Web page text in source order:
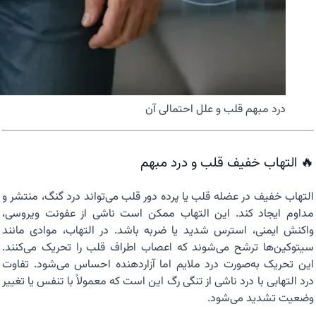
درد مبهم قلب و علل احتمالی آن
🔥 التهاب خفیف قلب و درد مبهم
التهاب خفیف در عضله قلب یا پرده دور قلب می‌تواند درد گنگ، منتشر و
مداوم ایجاد کند. این التهاب ممکن است ناشی از عفونت ویروسی،
واکنش ایمنی، استرس شدید یا ضربه باشد. در التهاب، موادی مانند
سیتوکین‌ها ترشح می‌شوند که اعصاب اطراف قلب را تحریک می‌کنند.
این تحریک به‌صورت درد ملایم اما آزاردهنده احساس می‌شود. تفاوت
درد التهابی با درد ناشی از تنگی رگ این است که معمولاً با تنفس یا تغییر
وضعیت تشدید می‌شود.